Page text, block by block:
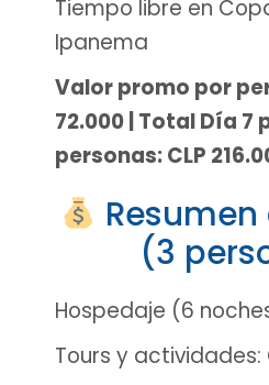
Tiempo libre en
Ipanema
Valor promo por
72.000 | Total Día 7
personas: CLP
(3
Hospedaje (6
Tours y actividades: